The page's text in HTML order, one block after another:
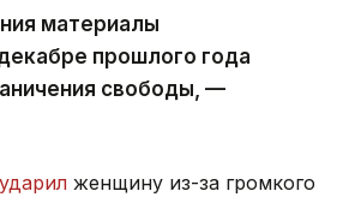
материалы
прошлого года
свободы, —
ударил женщину из-за громкого